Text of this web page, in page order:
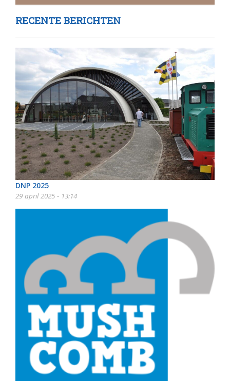
RECENTE BERICHTEN
DNP 2025
29 april 2025 - 13:14